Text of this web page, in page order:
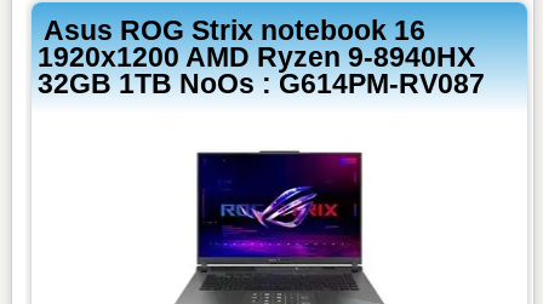
Asus ROG Strix notebook 16
1920x1200 AMD Ryzen 9-8940HX
32GB 1TB NoOs : G614PM-RV087